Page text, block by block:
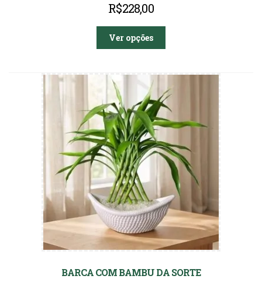
R$228,00
Ver opções
BARCA COM BAMBU DA SORTE